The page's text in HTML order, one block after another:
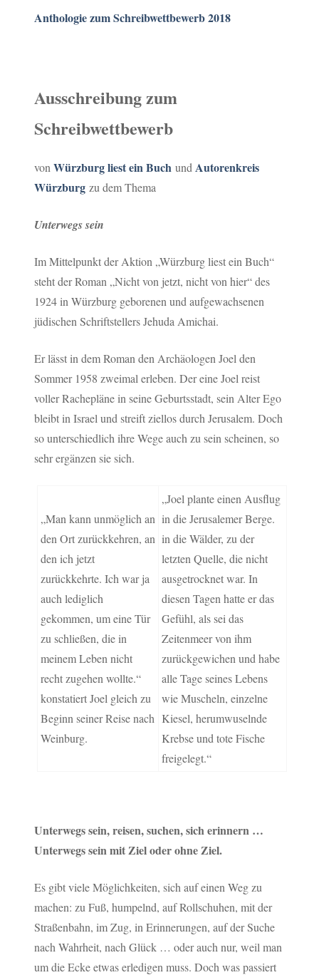
Anthologie zum Schreibwettbewerb 2018
Ausschreibung zum
Schreibwettbewerb
vonWürzburg liest ein Buch undAutorenkreis
Würzburg zu dem Thema
Unterwegs sein
Im Mittelpunkt der Aktion „Würzburg liest ein Buch“
steht der Roman „Nicht von jetzt, nicht von hier“ des
1924 in Würzburg geborenen und aufgewachsenen
jüdischen Schriftstellers Jehuda Amichai.
Er lässt in dem Roman den Archäologen Joel den
Sommer 1958 zweimal erleben. Der eine Joel reist
voller Rachepläne in seine Geburtsstadt, sein Alter Ego
bleibt in Israel und streift ziellos durch Jerusalem. Doch
so unterschiedlich ihre Wege auch zu sein scheinen, so
sehr ergänzen sie sich.
„Man kann unmöglich an
den Ort zurückkehren, an
den ich jetzt
zurückkehrte. Ich war ja
auch lediglich
gekommen, um eine Tür
zu schließen, die in
meinem Leben nicht
recht zugehen wollte.“
konstatiert Joel gleich zu
Beginn seiner Reise nach
Weinburg.
„Joel plante einen Ausflug
in die Jerusalemer Berge.
in die Wälder, zu der
letzten Quelle, die nicht
ausgetrocknet war. In
diesen Tagen hatte er das
Gefühl, als sei das
Zeitenmeer von ihm
zurückgewichen und habe
alle Tage seines Lebens
wie Muscheln, einzelne
Kiesel, herumwuselnde
Krebse und tote Fische
freigelegt.“
Unterwegs sein, reisen, suchen, sich erinnern …
Unterwegs sein mit Ziel oder ohne Ziel.
Es gibt viele Möglichkeiten, sich auf einen Weg zu
machen: zu Fuß, humpelnd, auf Rollschuhen, mit der
Straßenbahn, im Zug, in Erinnerungen, auf der Suche
nach Wahrheit, nach Glück … oder auch nur, weil man
um die Ecke etwas erledigen muss. Doch was passiert